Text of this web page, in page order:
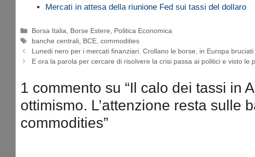
Mercati in attesa della riunione Fed sui tassi del dollaro
Categorie
Borsa Italia Borse Estere
Politica Economica
Tag
banche centrali BCE ,commodities
Lunedi nero per i mercati finanziari. Crollano le borse, in Europa
E ora la parola per cercare di risolvere la crisi passa ai politici e visto le
1 commento su “Il calo dei tassi in
ottimismo. L’attenzione resta sulle
commodities”